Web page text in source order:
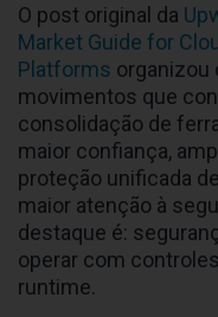
O post original da
Market Guide for
Platforms organizou
movimentos que
consolidação de
maior confiança,
proteção unificada
maior atenção à
destaque é:
operar com
runtime.